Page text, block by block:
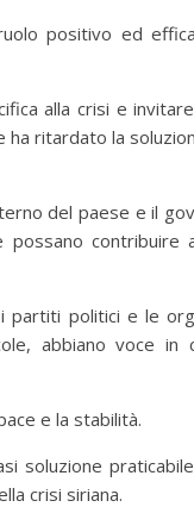
positivo ed
alla crisi e
ha ritardato la
del paese e il
contribuire
politici e le
abbiano voce in
e la stabilità.
soluzione
crisi siriana.